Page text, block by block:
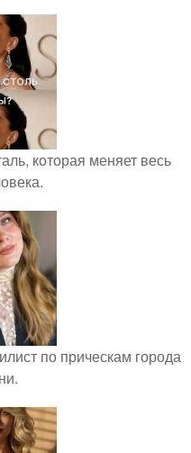
которая меняет весь
по прическам города